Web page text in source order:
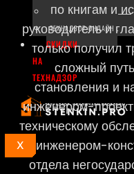
ВЫЕЗД ТЕХНАДЗОРА
ТЕХНАДЗОР ОНЛАЙН
СКИДКИ
НА
ТЕХНАДЗОР
X
по книгам и
руководитель и
только получил
сложный
становления и
инженером-
техническому
инженером-
отдела